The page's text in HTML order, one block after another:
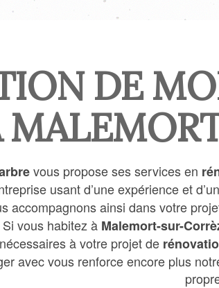
DE
vous propose ses services en
usant d’une expérience et
accompagnons ainsi dans votre
vous habitez à Malemort-sur-
à votre projet de
avec vous renforce encore plus